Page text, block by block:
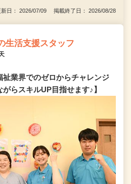
新日： 2026/07/09 掲載終了日： 2026/08/28
生活支援スタッフ
祉業界でのゼロからチャレンジ
らスキルUP目指せます♪】